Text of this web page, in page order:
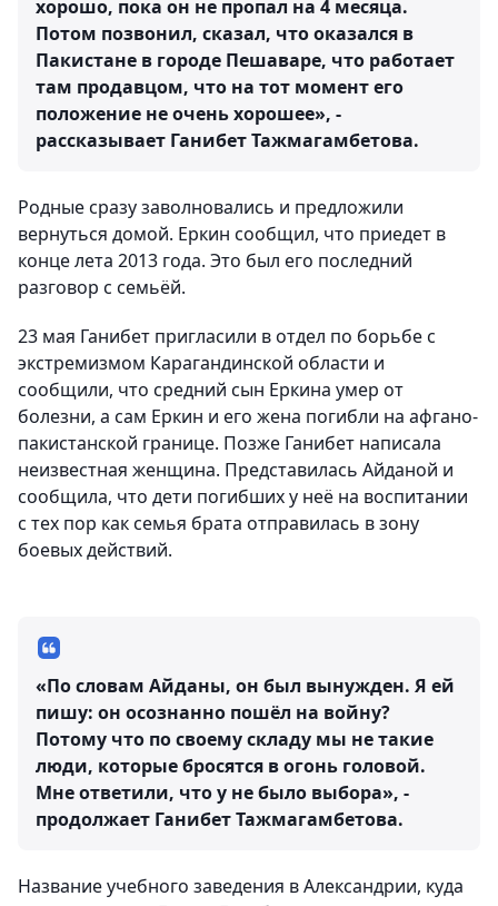
хорошо, пока он не пропал на 4 месяца.
Потом позвонил, сказал, что оказался в
Пакистане в городе Пешаваре, что работает
там продавцом, что на тот момент его
положение не очень хорошее», -
рассказывает Ганибет Тажмагамбетова.
Родные сразу заволновались и предложили
вернуться домой. Еркин сообщил, что приедет в
конце лета 2013 года. Это был его последний
разговор с семьёй.
23 мая Ганибет пригласили в отдел по борьбе с
экстремизмом Карагандинской области и
сообщили, что средний сын Еркина умер от
болезни, а сам Еркин и его жена погибли на афгано-
пакистанской границе. Позже Ганибет написала
неизвестная женщина. Представилась Айданой и
сообщила, что дети погибших у неё на воспитании
с тех пор как семья брата отправилась в зону
боевых действий.
«По словам Айданы, он был вынужден. Я ей
пишу: он осознанно пошёл на войну?
Потому что по своему складу мы не такие
люди, которые бросятся в огонь головой.
Мне ответили, что у не было выбора», -
продолжает Ганибет Тажмагамбетова.
Название учебного заведения в Александрии, куда